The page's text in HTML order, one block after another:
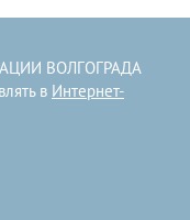
ВОЛГОГРАДА
в Интернет-